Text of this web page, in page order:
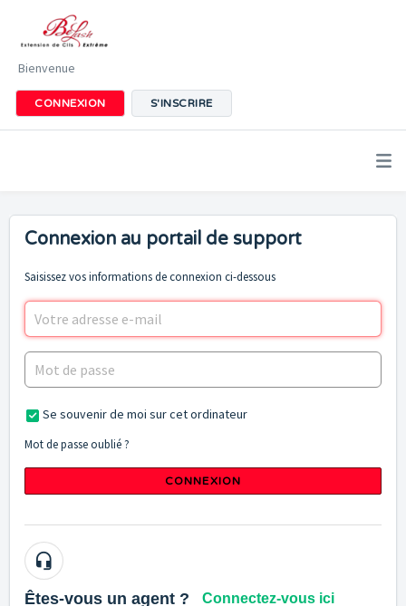
Bienvenue
CONNEXION S'INSCRIRE
Connexion au portail de support
Saisissez vos informations de connexion ci-dessous
Se souvenir de moi sur cet ordinateur
Mot de passe oublié ?
CONNEXION
Êtes-vous un agent ? Connectez-vous ici